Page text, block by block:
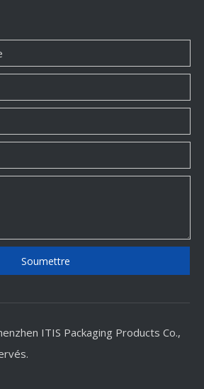
Soumettre
ITIS Packaging Products Co.,